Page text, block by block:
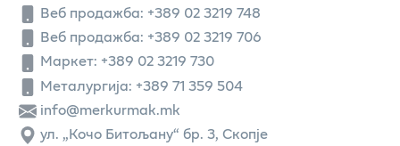
Веб продажба: +389 02 3219 748
Веб продажба: +389 02 3219 706
Маркет: +389 02 3219 730
Металургија: +389 71 359 504
info@merkurmak.mk
ул. „Кочо Битољану“ бр. 3, Скопје